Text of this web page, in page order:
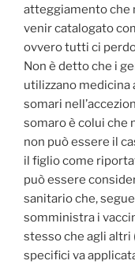
atteggiamento che
venir catalogato
ovvero tutti ci
Non è detto che i
utilizzano medicina
somari
somaro è colui che
non può essere il
il figlio come
può essere
sanitario che,
somministra i
stesso che agli altri
specifici va